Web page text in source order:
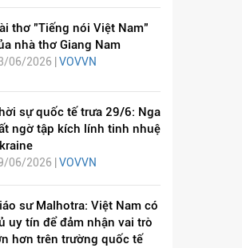
thơ "Tiếng nói Việt Nam"
nhà thơ Giang Nam
06/2026 | VOVVN
sự quốc tế trưa 29/6: Nga
ngờ tập kích lính tinh nhuệ
06/2026 | VOVVN
sư Malhotra: Việt Nam có
uy tín để đảm nhận vai trò
hơn trên trường quốc tế